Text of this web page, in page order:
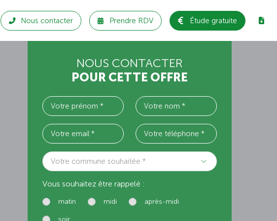
Nous contacter Prendre RDV Étude gratuite
NOUS CONTACTER
POUR CETTE OFFRE
Votre commune souhaitée *
Vous souhaitez être rappelé :
matin midi après-midi